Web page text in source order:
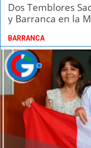
Dos Temblores
y Barranca en la
BARRANCA